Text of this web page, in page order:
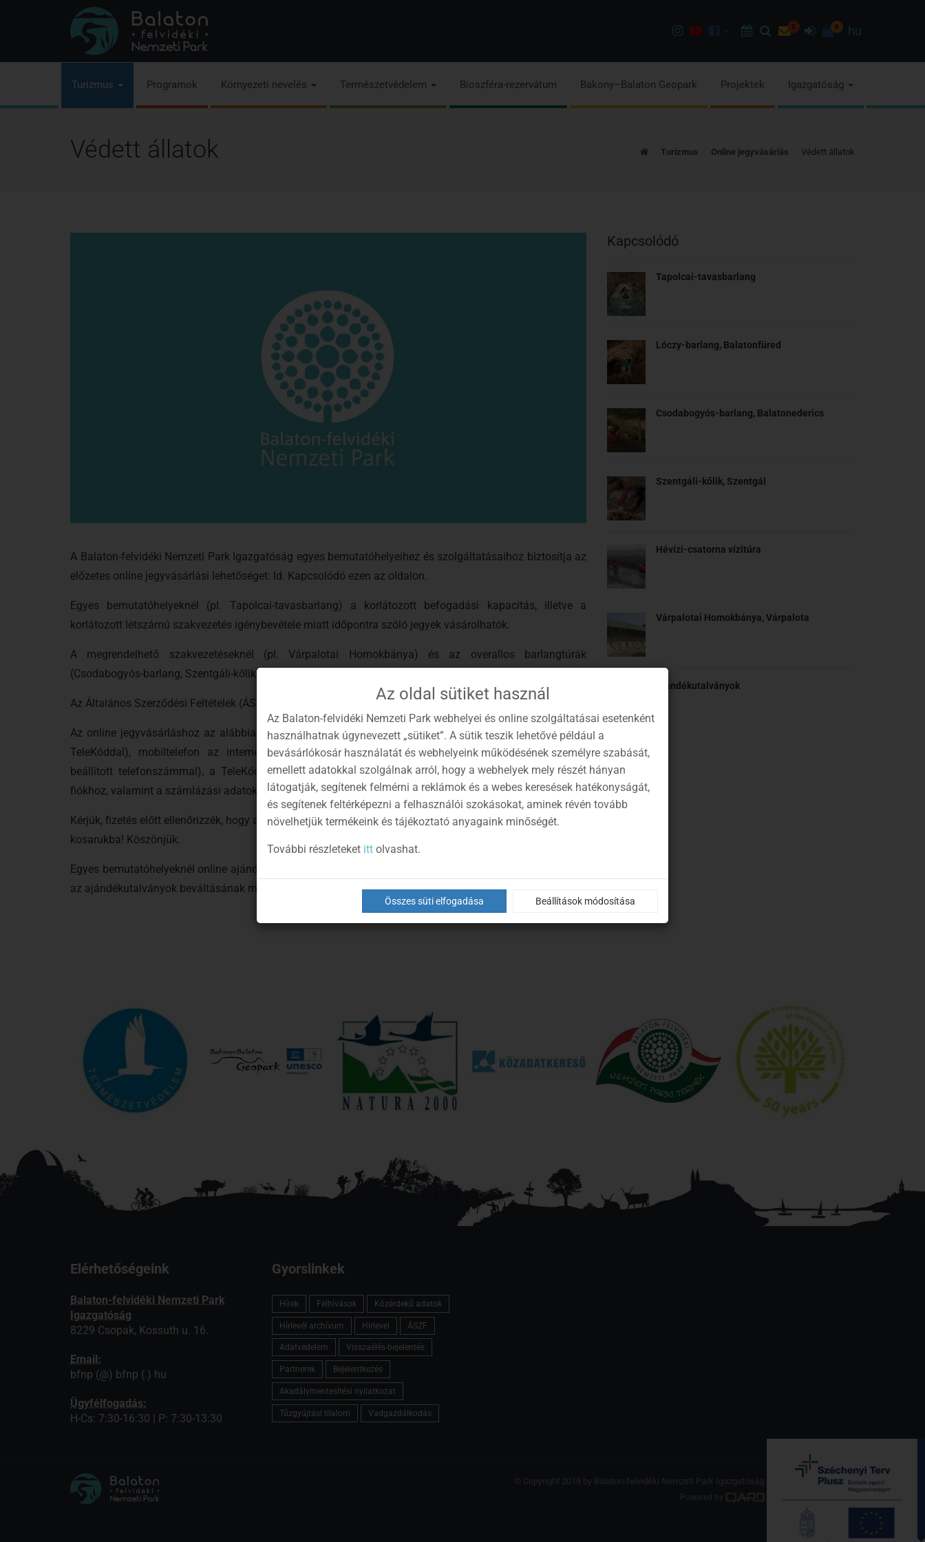
Instagram
YoutubeFacebookProgramok
Keresés
Hírlevél
1 Bejelentkezés
0 hu
Turizmus Programok Környezeti nevelés Természetvédelem Bioszféra-rezervátum Bakony–Balaton Geopark Projektek Igazgatóság
Védett állatok Kezdőoldal
Turizmus Online jegyvásárlás Védett állatok
A Balaton-felvidéki Nemzeti Park Igazgatóság egyes bemutatóhelyeihez és szolgáltatásaihoz biztosítja az
előzetes online jegyvásárlási lehetőséget: ld. Kapcsolódó ezen az oldalon.
Egyes bemutatóhelyeknél (pl. Tapolcai-tavasbarlang) a korlátozott befogadási kapacitás, illetve a
korlátozott létszámú szakvezetés igénybevétele miatt időpontra szóló jegyek vásárolhatók.
A megrendelhető szakvezetéseknél (pl. Várpalotai Homokbánya) és az overallos barlangtúrák
(Csodabogyós-barlang, Szentgáli-kőlik) esetében előzetes időpont-egyeztetés is szükséges.
Az Általános Szerződési Feltételek (ÁSZF) dokumentuma az oldal alján, vagyIDEkattintva elérhető.
Az online jegyvásárláshoz az alábbiakra van szükség: online vásárlásra alkalmas bankkártya (beállított
TeleKóddal), mobiltelefon az internetes biztonsági kód (sms-kód) leolvasásához (a bankkártyánál
beállított telefonszámmal), a TeleKód (Online Vásárlási Kártyakód), név, e-mail cím, jelszó a bfnp.hu
fiókhoz, valamint a számlázási adatok: vevőnév, cím, adószám (ha van).
Kérjük, fizetés előtt ellenőrizzék, hogy a megfelelő időpontra szóló és megfelelő darabszámú jegy került-e a
kosarukba! Köszönjük.
Egyes bemutatóhelyeknél online ajándékutalvány vásárlására is lehetőség van, ezek a bemutatóhelyek és
az ajándékutalványok beváltásának módja
kattintva érhető el.
Kapcsolódó
Tapolcai-tavasbarlang
Lóczy-barlang, Balatonfüred
Csodabogyós-barlang, Balatonederics
Szentgáli-kőlik, Szentgál
Hévízi-csatorna vízitúra
Várpalotai Homokbánya, Várpalota
Ajándékutalványok
Elérhetőségeink
Balaton-felvidéki Nemzeti Park
Igazgatóság
8229 Csopak, Kossuth u. 16.
Email:
bfnp (@) bfnp (.) hu
Ügyfélfogadás:
H-Cs: 7:30-16:30 | P: 7:30-13:30
Gyorslinkek
Hírek Felhívások Közérdekű adatok
Hírlevél archívum Hírlevél ÁSZF
Adatvédelem Visszaélés-bejelentés
Partnerek Bejelentkezés
Akadálymentesítési nyilatkozat
Tűzgyújtási tilalom Vadgazdálkodás
© Copyright 2019 by Balaton-felvidéki Nemzeti Park Igazgatóság. Minden jog fenntartva.
Powered by
Az oldal sütiket használ
Az Balaton-felvidéki Nemzeti Park webhelyei és online szolgáltatásai esetenként
használhatnak úgynevezett „sütiket”. A sütik teszik lehetővé például a
bevásárlókosár használatát és webhelyeink működésének személyre szabását,
emellett adatokkal szolgálnak arról, hogy a webhelyek mely részét hányan
látogatják, segítenek felmérni a reklámok és a webes keresések hatékonyságát,
és segítenek feltérképezni a felhasználói szokásokat, aminek révén tovább
növelhetjük termékeink és tájékoztató anyagaink minőségét.
További részleteket itt olvashat.
Összes süti elfogadása Beállítások módosítása